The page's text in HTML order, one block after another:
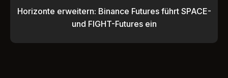
Horizonte erweitern: Binance Futures führt SPACE-
und FIGHT-Futures ein